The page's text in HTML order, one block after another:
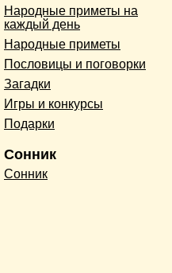
Народные приметы на
каждый день
Народные приметы
Пословицы и поговорки
Загадки
Игры и конкурсы
Подарки
Сонник
Сонник